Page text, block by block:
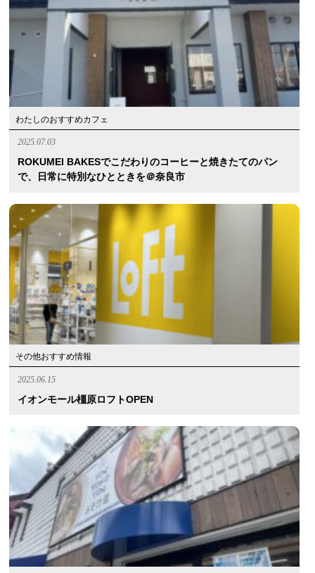
わたしのおすすめカフェ
2025.07.03
ROKUMEI BAKESでこだわりのコーヒーと焼きたてのパン
で、日常に特別なひとときを＠奈良市
その他おすすめ情報
2025.06.15
イオンモール橿原ロフトOPEN